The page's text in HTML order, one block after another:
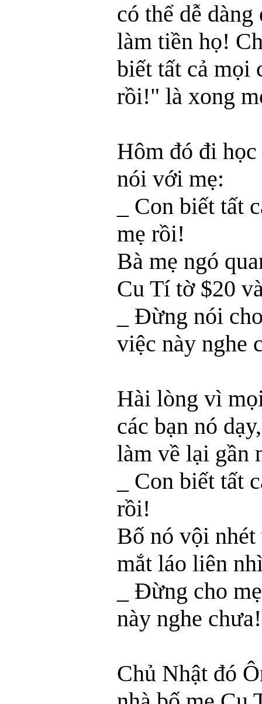
có thể dễ
làm tiền họ!
biết tất cả mọi
rồi!" là xong
Hôm đó đi
nói với mẹ:
_ Con biết tất
mẹ rồi!
Bà mẹ ngó
Cu Tí tờ $20
_ Đừng nói
việc này nghe
Hài lòng vì
các bạn nó
làm về lại gần
_ Con biết tất
rồi!
Bố nó vội
mắt láo liên
_ Đừng cho
này nghe chưa!
Chủ Nhật đó